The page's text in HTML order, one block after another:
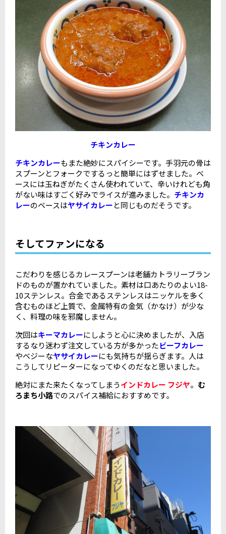
チキンカレー
チキンカレーもまた絶妙にスパイシーです。手羽元の骨は
スプーンとフォークでするっと簡単にはずせました。ベ
ースには玉ねぎがたくさん使われていて、辛いけれども角
がない味はすごく好みでライスが進みました。 チキンカ
レーのベースはヤサイカレーと同じものだそうです。
そしてファンになる
こだわりを感じるカレースプーンは老舗カトラリーブラン
ドのものが置かれていました。素材は口あたりのよい18-
10ステンレス。合金であるステンレスはニッケルを多く
含むものほど上質で、金属特有の金気（かなけ）が少な
く、料理の味を邪魔しません。
次回はキーマカレーにしようと心に決めましたが、入店
するなり迷わず注文している方が多かったビーフカレー
やベジーなヤサイカレーにも気持ちが揺らぎます。人は
こうしてリピーターになってゆくのだなと思いました。
絶対にまた来たくなってしまうインドカレー フジヤ。 む
ろまち小路でのスパイス補給におすすめです。